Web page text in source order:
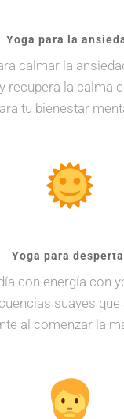
Yoga para la
calmar la
recupera la calma
tu bienestar
Yoga para
con energía con
suaves
al comenzar la